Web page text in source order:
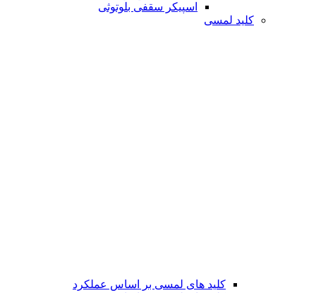
اسپیکر سقفی بلوتوثی
کلید لمسی
کلید های لمسی بر اساس عملکرد